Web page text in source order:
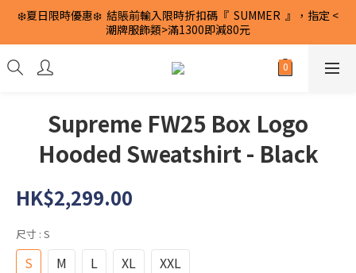
❄️夏日限時優惠❄️  結賬前輸入限時折扣碼『  SUMMER  』，指定 <
潮牌服飾類>滿1300即減80元
Supreme FW25 Box Logo
Hooded Sweatshirt - Black
HK$2,299.00
尺寸 : S
S M L XL XXL